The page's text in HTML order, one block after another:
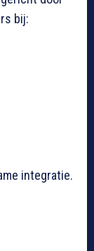
bij:
integratie.